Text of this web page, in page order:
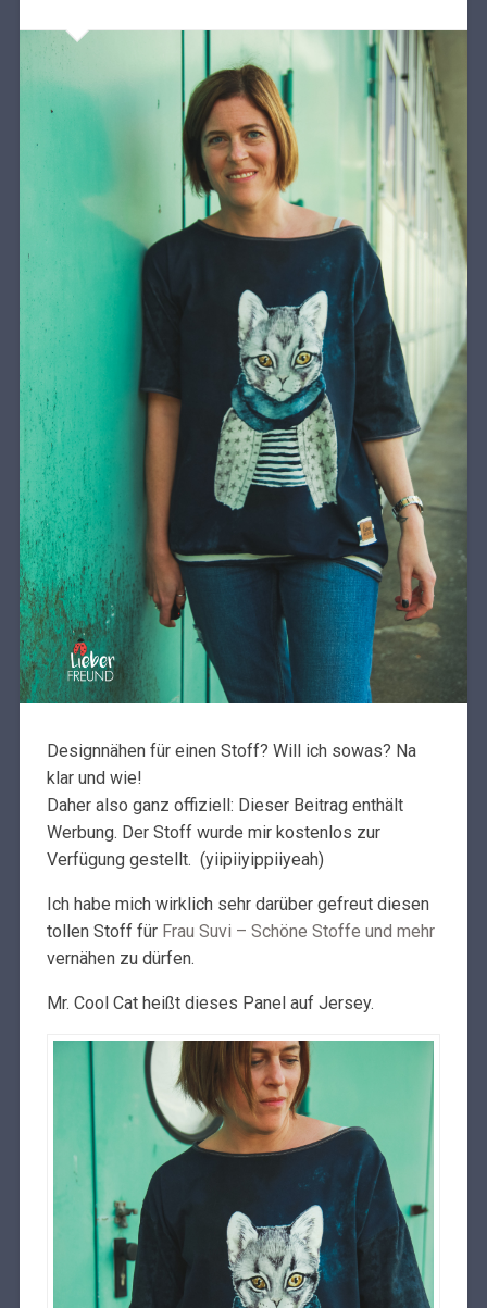
Designnähen für einen Stoff? Will ich sowas? Na
klar und wie!
Daher also ganz offiziell: Dieser Beitrag enthält
Werbung. Der Stoff wurde mir kostenlos zur
Verfügung gestellt. (yiipiiyippiiyeah)
Ich habe mich wirklich sehr darüber gefreut diesen
tollen Stoff für Frau Suvi – Schöne Stoffe und mehr
vernähen zu dürfen.
Mr. Cool Cat heißt dieses Panel auf Jersey.